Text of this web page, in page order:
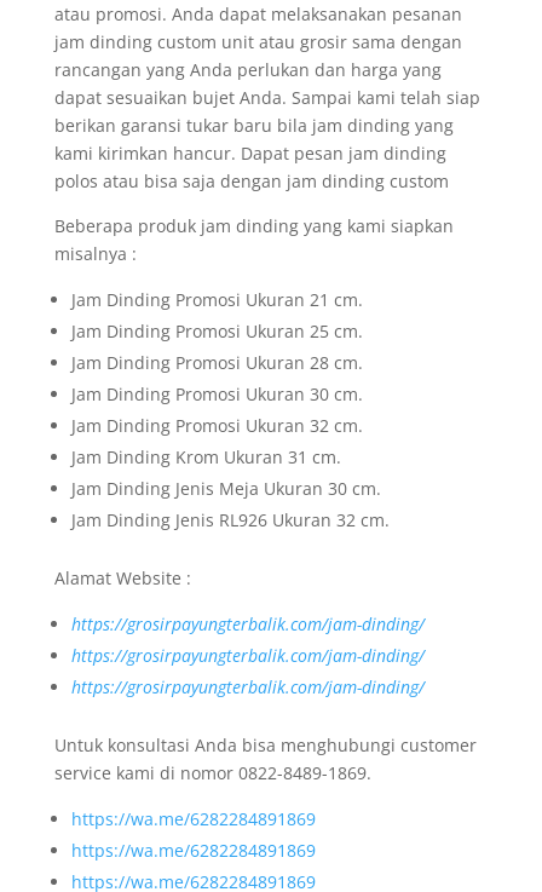
atau promosi. Anda dapat melaksanakan pesanan
jam dinding custom unit atau grosir sama dengan
rancangan yang Anda perlukan dan harga yang
dapat sesuaikan bujet Anda. Sampai kami telah siap
berikan garansi tukar baru bila jam dinding yang
kami kirimkan hancur. Dapat pesan jam dinding
polos atau bisa saja dengan jam dinding custom
Beberapa produk jam dinding yang kami siapkan
misalnya :
Jam Dinding Promosi Ukuran 21 cm.
Jam Dinding Promosi Ukuran 25 cm.
Jam Dinding Promosi Ukuran 28 cm.
Jam Dinding Promosi Ukuran 30 cm.
Jam Dinding Promosi Ukuran 32 cm.
Jam Dinding Krom Ukuran 31 cm.
Jam Dinding Jenis Meja Ukuran 30 cm.
Jam Dinding Jenis RL926 Ukuran 32 cm.
Alamat Website :
https://grosirpayungterbalik.com/jam-dinding/
https://grosirpayungterbalik.com/jam-dinding/
https://grosirpayungterbalik.com/jam-dinding/
Untuk konsultasi Anda bisa menghubungi customer
service kami di nomor 0822-8489-1869.
https://wa.me/6282284891869
https://wa.me/6282284891869
https://wa.me/6282284891869